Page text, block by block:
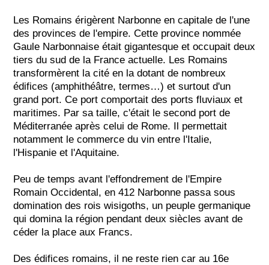
Les Romains érigèrent Narbonne en capitale de l'une
des provinces de l'empire. Cette province nommée
Gaule Narbonnaise était gigantesque et occupait deux
tiers du sud de la France actuelle. Les Romains
transformèrent la cité en la dotant de nombreux
édifices (amphithéâtre, termes…) et surtout d'un
grand port. Ce port comportait des ports fluviaux et
maritimes. Par sa taille, c'était le second port de
Méditerranée après celui de Rome. Il permettait
notamment le commerce du vin entre l'Italie,
l'Hispanie et l'Aquitaine.
Peu de temps avant l'effondrement de l'Empire
Romain Occidental, en 412 Narbonne passa sous
domination des rois wisigoths, un peuple germanique
qui domina la région pendant deux siècles avant de
céder la place aux Francs.
Des édifices romains, il ne reste rien car au 16e